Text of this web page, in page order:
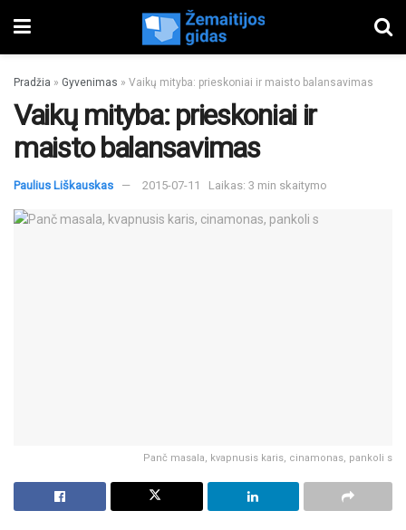
Pradžia » Gyvenimas » Vaikų mityba: prieskoniai ir maisto balansavimas
Vaikų mityba: prieskoniai ir
maisto balansavimas
Paulius Liškauskas 2015-07-11 Laikas: 3 min skaitymo
Panč masala, kvapnusis karis, cinamonas, pankoli s